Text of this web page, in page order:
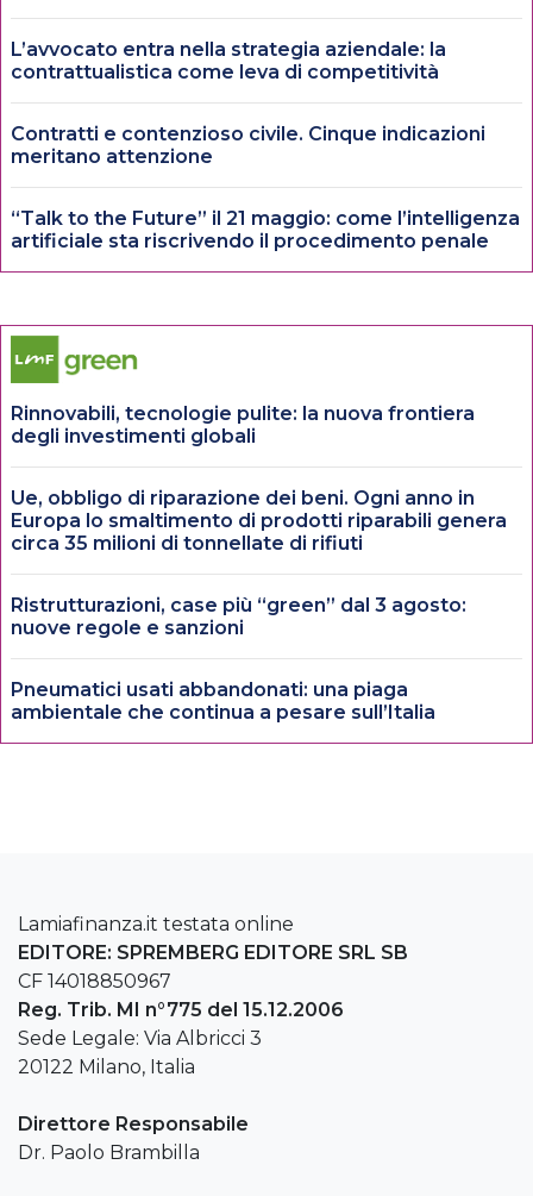
L’avvocato entra nella strategia aziendale: la
contrattualistica come leva di competitività
Contratti e contenzioso civile. Cinque indicazioni
meritano attenzione
“Talk to the Future” il 21 maggio: come l’intelligenza
artificiale sta riscrivendo il procedimento penale
Rinnovabili, tecnologie pulite: la nuova frontiera
degli investimenti globali
Ue, obbligo di riparazione dei beni. Ogni anno in
Europa lo smaltimento di prodotti riparabili genera
circa 35 milioni di tonnellate di rifiuti
Ristrutturazioni, case più “green” dal 3 agosto:
nuove regole e sanzioni
Pneumatici usati abbandonati: una piaga
ambientale che continua a pesare sull’Italia
Lamiafinanza.it testata online
EDITORE: SPREMBERG EDITORE SRL SB
CF 14018850967
Reg. Trib. MI n°775 del 15.12.2006
Sede Legale: Via Albricci 3
20122 Milano, Italia
Direttore Responsabile
Dr. Paolo Brambilla